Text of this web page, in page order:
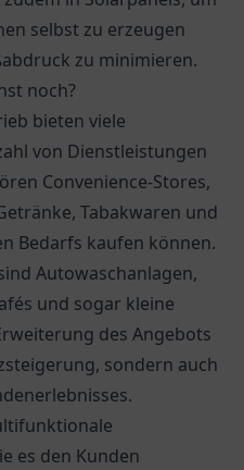
selbst zu erzeugen
zu minimieren.
noch?
bieten viele
von Dienstleistungen
Convenience-Stores,
Tabakwaren und
Bedarfs kaufen können.
Autowaschanlagen,
und sogar kleine
des Angebots
sondern auch
es den Kunden